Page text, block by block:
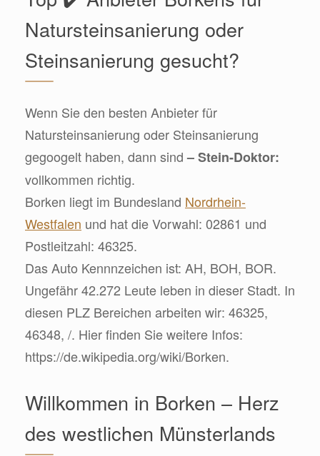
Natursteinsanierung oder
Steinsanierung gesucht?
Wenn Sie den besten Anbieter für
Natursteinsanierung oder Steinsanierung
gegoogelt haben, dann sind– Stein-Doktor:
vollkommen richtig.
Borken liegt im Bundesland Nordrhein-
Westfalen und hat die Vorwahl: 02861 und
Postleitzahl: 46325.
Das Auto Kennnzeichen ist: AH, BOH, BOR.
Ungefähr 42.272 Leute leben in dieser Stadt. In
diesen PLZ Bereichen arbeiten wir: 46325,
46348, /. Hier finden Sie weitere Infos:
https://de.wikipedia.org/wiki/Borken.
Willkommen in Borken – Herz
des westlichen Münsterlands